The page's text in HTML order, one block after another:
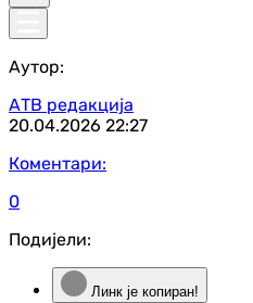
Аутор:
АТВ редакција
20.04.2026 22:27
Коментари:
0
Подијели:
Линк је копиран!